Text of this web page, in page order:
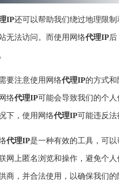
IP还可以帮助我们绕过地理限
无法访问。而使用网络代理IP
要注意使用网络代理IP的方式
络代理IP可能会导致我们的个
下，使用网络代理IP可能违反法
代理IP是一种有效的工具，可
网上匿名浏览和操作，避免个
商，并合法使用，以确保我们的